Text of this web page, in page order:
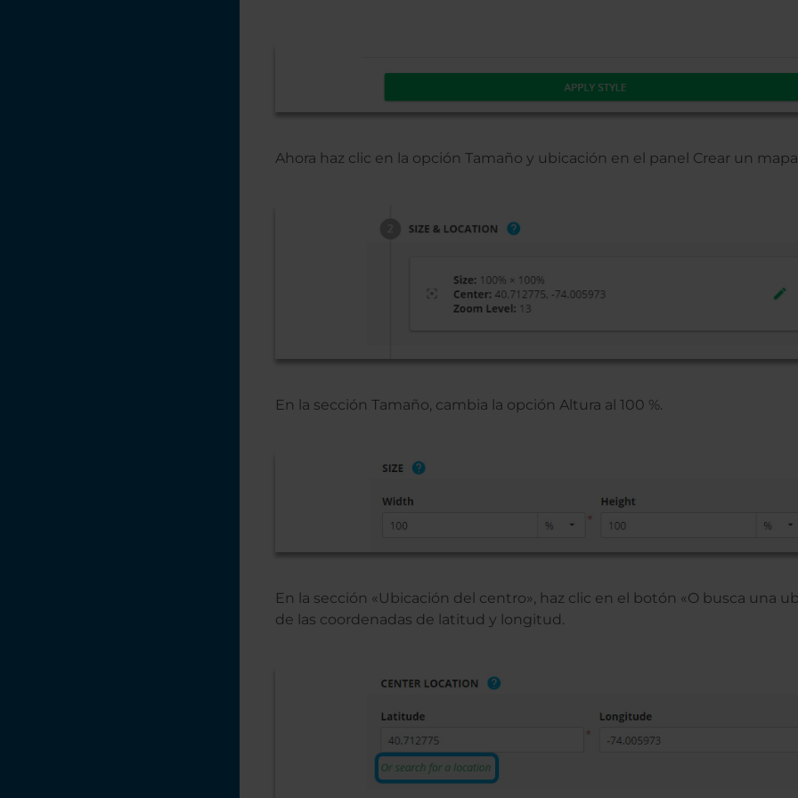
Ahora haz clic en la opción Tamaño y ubicación en el panel Crear un
En la sección Tamaño, cambia la opción Altura al 100 %.
En la sección «Ubicación del centro», haz clic en el botón «O busca una
de las coordenadas de latitud y longitud.